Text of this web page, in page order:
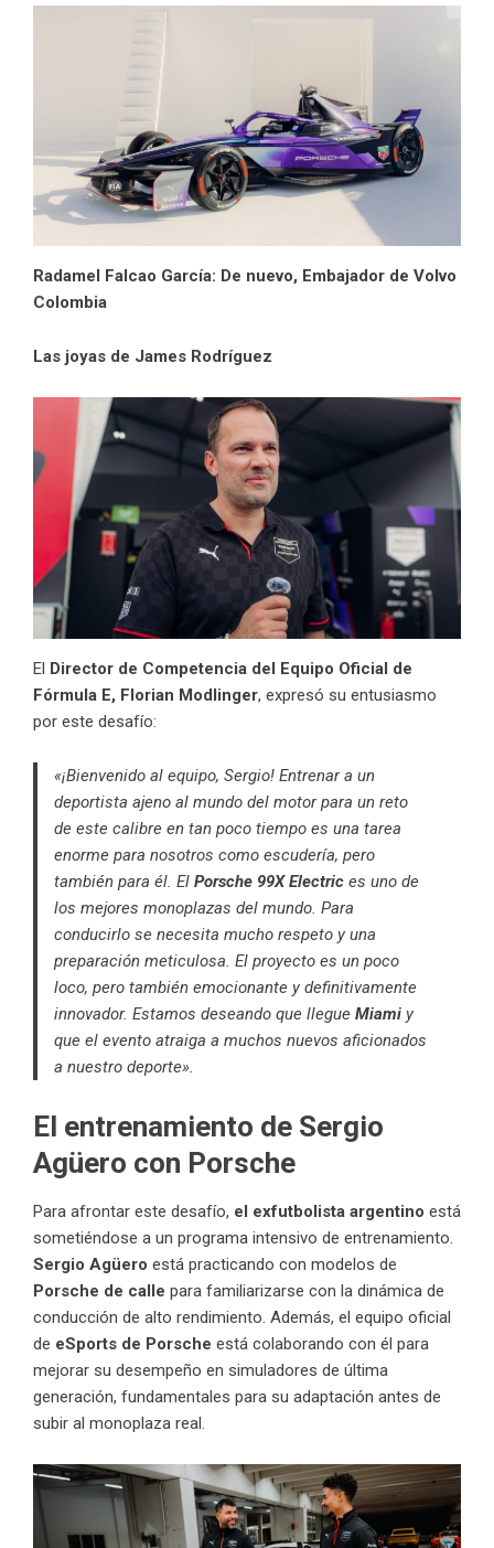
Radamel Falcao García: De nuevo, Embajador de Volvo
Colombia
Las joyas de James Rodríguez
El Director de Competencia del Equipo Oficial de
Fórmula E, Florian Modlinger, expresó su entusiasmo
por este desafío:
«¡Bienvenido al equipo, Sergio! Entrenar a un
deportista ajeno al mundo del motor para un reto
de este calibre en tan poco tiempo es una tarea
enorme para nosotros como escudería, pero
también para él. El Porsche 99X Electrices uno de
los mejores monoplazas del mundo. Para
conducirlo se necesita mucho respeto y una
preparación meticulosa. El proyecto es un poco
loco, pero también emocionante y definitivamente
innovador. Estamos deseando que llegue Miamiy
que el evento atraiga a muchos nuevos aficionados
a nuestro deporte».
El entrenamiento de Sergio
Agüero con Porsche
Para afrontar este desafío, el exfutbolista argentino está
sometiéndose a un programa intensivo de entrenamiento.
Sergio Agüero está practicando con modelos de
Porsche de calle para familiarizarse con la dinámica de
conducción de alto rendimiento. Además, el equipo oficial
de eSports de Porsche está colaborando con él para
mejorar su desempeño en simuladores de última
generación, fundamentales para su adaptación antes de
subir al monoplaza real.